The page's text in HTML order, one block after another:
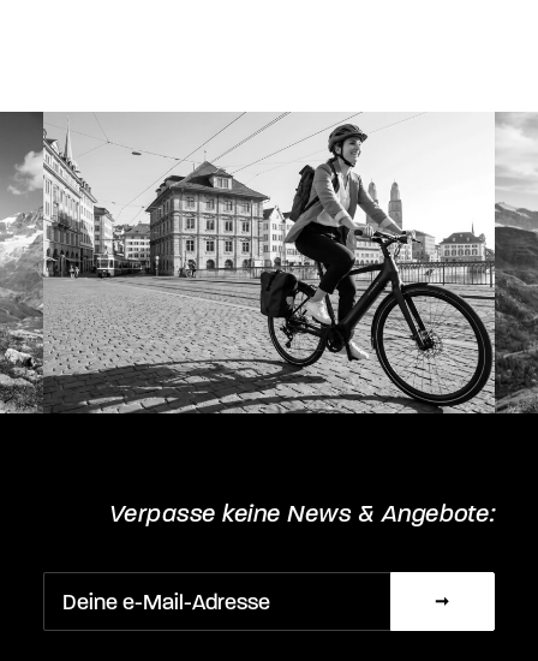
auf
der
Produktseite
gewählt
werden
Verpasse keine News & Angebote: